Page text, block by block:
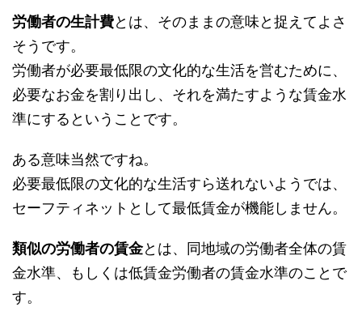
労働者の生計費とは、そのままの意味と捉えてよさ
そうです。
労働者が必要最低限の文化的な生活を営むために、
必要なお金を割り出し、それを満たすような賃金水
準にするということです。
ある意味当然ですね。
必要最低限の文化的な生活すら送れないようでは、
セーフティネットとして最低賃金が機能しません。
類似の労働者の賃金とは、同地域の労働者全体の賃
金水準、もしくは低賃金労働者の賃金水準のことで
す。